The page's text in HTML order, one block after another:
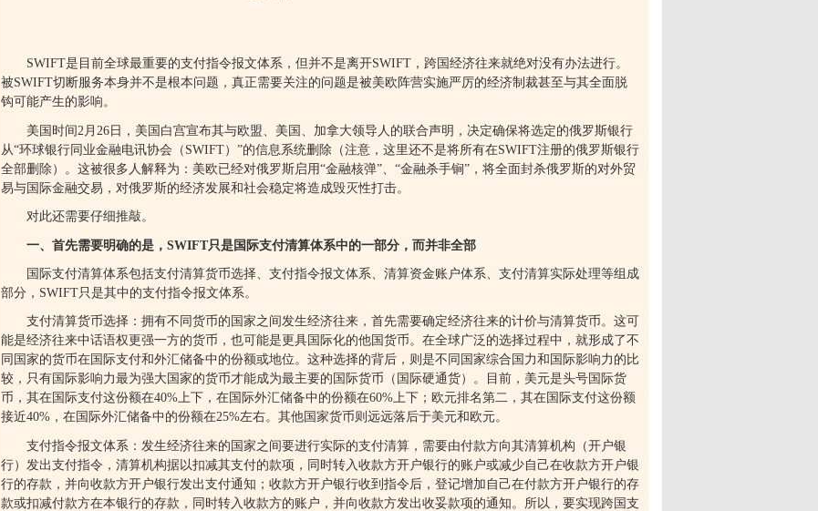
SWIFT是目前全球最重要的支付指令报文体系，但并不是离开SWIFT ，跨国经济往来就绝对没有办法进行。
被SWIFT切断服务本身并不是根本问题，真正需要关注的问题是被美欧阵营实施严厉的经济制裁甚至与其全面脱
钩可能产生的影响。
美国时间 2 月 26 日，美国白宫宣布其与欧盟、美国、加拿大领导人的联合声明，决定确保将选定的俄罗斯银行
从“环球银行同业金融电讯协会（ SWIFT）”的信息系统删除（注意，这里还不是将所有在SWIFT注册的俄罗斯银行
全部删除）。这被很多人解释为：美欧已经对俄罗斯启用“金融核弹”、“金融杀手锏”，将全面封杀俄罗斯的对外贸
易与国际金融交易，对俄罗斯的经济发展和社会稳定将造成毁灭性打击。
对此还需要仔细推敲。
一、首先需要明确的是， SWIFT只是国际支付清算体系中的一部分，而并非全部
国际支付清算体系包括支付清算货币选择、支付指令报文体系、清算资金账户体系、支付清算实际处理等组成
部分， SWIFT只是其中的支付指令报文体系。
支付清算货币选择：拥有不同货币的国家之间发生经济往来，首先需要确定经济往来的计价与清算货币。这可
能是经济往来中话语权更强一方的货币，也可能是更具国际化的他国货币。在全球广泛的选择过程中，就形成了不
同国家的货币在国际支付和外汇储备中的份额或地位。这种选择的背后，则是不同国家综合国力和国际影响力的比
较，只有国际影响力最为强大国家的货币才能成为最主要的国际货币（国际硬通货）。目前，美元是头号国际货
币，其在国际支付这份额在40%上下，在国际外汇储备中的份额在60%上下；欧元排名第二，其在国际支付这份额
接近40% ，在国际外汇储备中的份额在25%左右。其他国家货币则远远落后于美元和欧元。
支付指令报文体系：发生经济往来的国家之间要进行实际的支付清算，需要由付款方向其清算机构（开户银
行）发出支付指令，清算机构据以扣减其支付的款项，同时转入收款方开户银行的账户或减少自己在收款方开户银
行的存款，并向收款方开户银行发出支付通知；收款方开户银行收到指令后，登记增加自己在付款方开户银行的存
款或扣减付款方在本银行的存款，同时转入收款方的账户，并向收款方发出收妥款项的通知。所以，要实现跨国支